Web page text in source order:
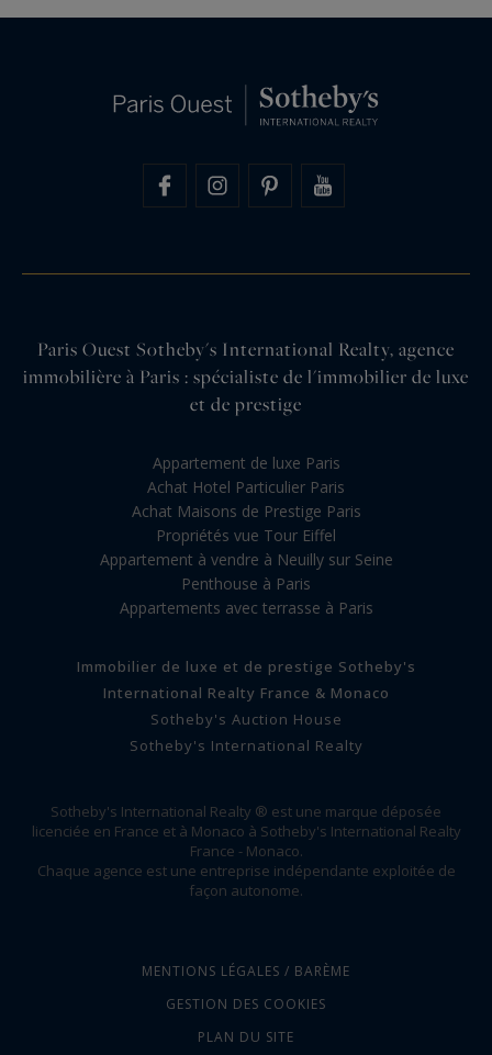
Paris Ouest Sotheby's International Realty, agence
immobilière à Paris : spécialiste de l'immobilier de luxe
et de prestige
Appartement de luxe Paris
Achat Hotel Particulier Paris
Achat Maisons de Prestige Paris
Propriétés vue Tour Eiffel
Appartement à vendre à Neuilly sur Seine
Penthouse à Paris
Appartements avec terrasse à Paris
Immobilier de luxe et de prestige Sotheby's
International Realty France & Monaco
Sotheby's Auction House
Sotheby's International Realty
Sotheby's International Realty ® est une marque déposée
licenciée en France et à Monaco à Sotheby's International Realty
France - Monaco.
Chaque agence est une entreprise indépendante exploitée de
façon autonome.
MENTIONS LÉGALES / BARÈME
GESTION DES COOKIES
PLAN DU SITE